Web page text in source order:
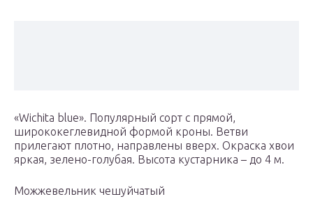
«Wichita blue». Популярный сорт с прямой,
ширококеглевидной формой кроны. Ветви
прилегают плотно, направлены вверх. Окраска хвои
яркая, зелено-голубая. Высота кустарника – до 4 м.
Можжевельник чешуйчатый